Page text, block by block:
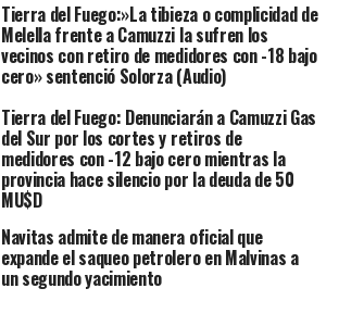
Tierra del Fuego:»La tibieza o complicidad de
Melella frente a Camuzzi la sufren los
vecinos con retiro de medidores con -18 bajo
cero» sentenció Solorza (Audio)
Tierra del Fuego: Denunciarán a Camuzzi Gas
del Sur por los cortes y retiros de
medidores con -12 bajo cero mientras la
provincia hace silencio por la deuda de 50
MU$D
Navitas admite de manera oficial que
expande el saqueo petrolero en Malvinas a
un segundo yacimiento